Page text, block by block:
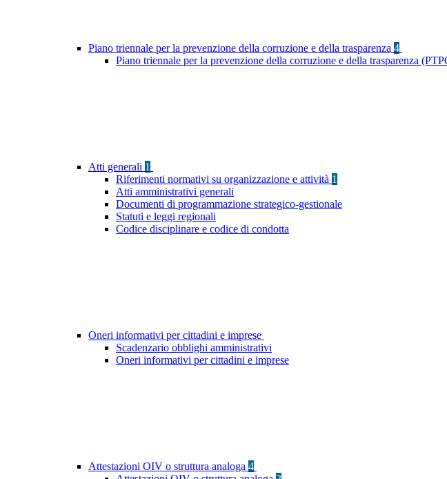
Piano triennale per la prevenzione della corruzione e della trasparenza 4
Piano triennale per la prevenzione della corruzione e della trasparenza
Atti generali 1
Riferimenti normativi su organizzazione e attività 1
Atti amministrativi generali
Documenti di programmazione strategico-gestionale
Statuti e leggi regionali
Codice disciplinare e codice di condotta
Oneri informativi per cittadini e imprese
Scadenzario obblighi amministrativi
Oneri informativi per cittadini e imprese
Attestazioni OIV o struttura analoga 4